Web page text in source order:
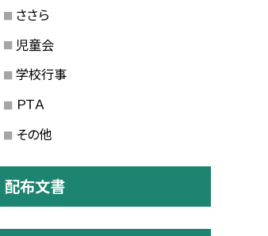
ささら
児童会
学校行事
ＰＴＡ
その他
配布文書